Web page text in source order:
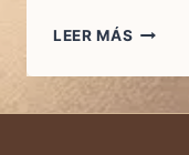
LEER MÁS